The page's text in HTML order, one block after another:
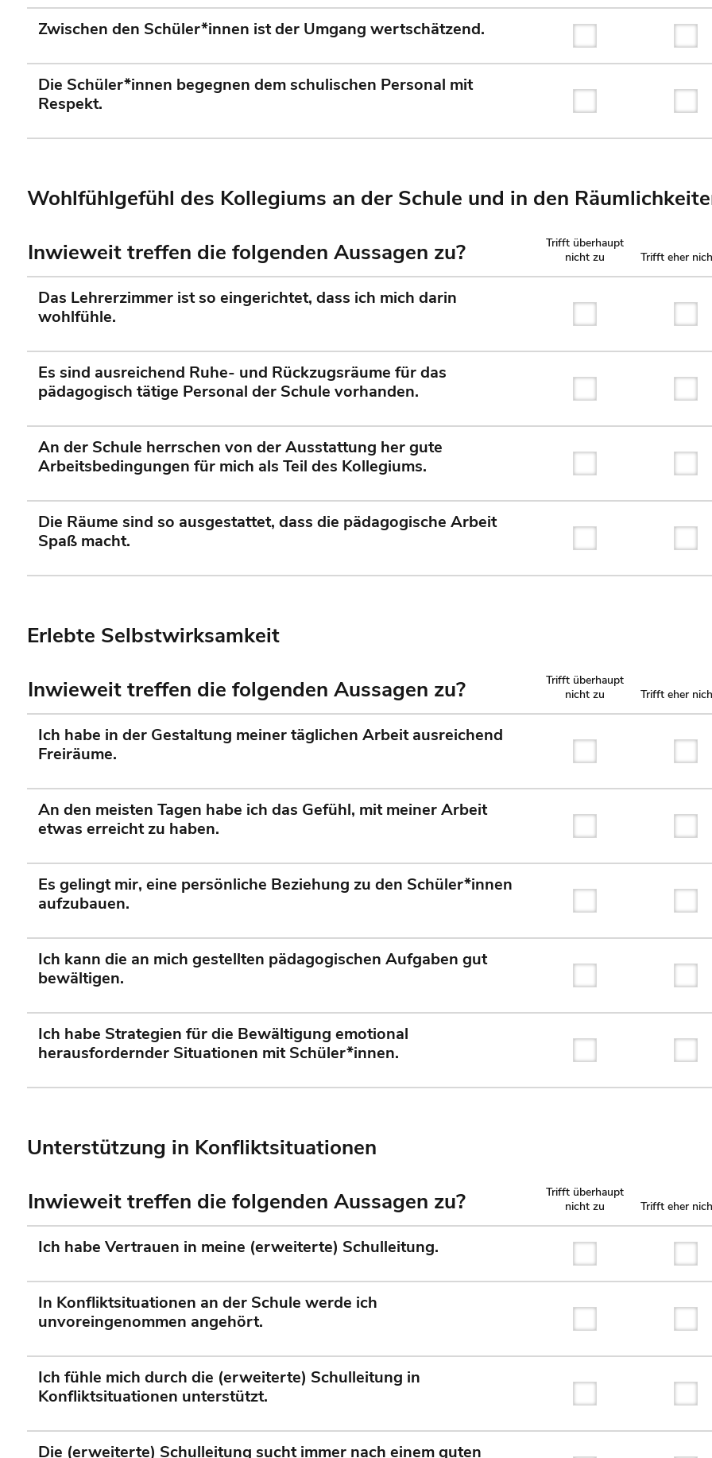
Zwischen den Schüler*innen ist der Umgang wertschätzend.
Trifft überhaupt nicht
Die Schüler*innen begegnen dem schulischen Personal mit
Respekt.
Trifft überhaupt nicht
Wohlfühlgefühl des Kollegiums an der Schule und in den
Inwieweit treffen die folgenden Aussagen zu?
Trifft überhaupt
nicht zu
Trifft eher
Das Lehrerzimmer ist so eingerichtet, dass ich mich darin
wohlfühle.
Trifft überhaupt nicht
Es sind ausreichend Ruhe- und Rückzugsräume für das
pädagogisch tätige Personal der Schule vorhanden.
Trifft überhaupt nicht
An der Schule herrschen von der Ausstattung her gute
Arbeitsbedingungen für mich als Teil des Kollegiums.
Trifft überhaupt nicht
Die Räume sind so ausgestattet, dass die pädagogische Arbeit
Spaß macht.
Trifft überhaupt nicht
Erlebte Selbstwirksamkeit
Inwieweit treffen die folgenden Aussagen zu?
Trifft überhaupt
nicht zu
Trifft eher
Ich habe in der Gestaltung meiner täglichen Arbeit ausreichend
Freiräume.
Trifft überhaupt nicht
An den meisten Tagen habe ich das Gefühl, mit meiner Arbeit
etwas erreicht zu haben.
Trifft überhaupt nicht
Es gelingt mir, eine persönliche Beziehung zu den Schüler*innen
aufzubauen.
Trifft überhaupt nicht
Ich kann die an mich gestellten pädagogischen Aufgaben gut
bewältigen.
Trifft überhaupt nicht
Ich habe Strategien für die Bewältigung emotional
herausfordernder Situationen mit Schüler*innen.
Trifft überhaupt nicht
Unterstützung in Konfliktsituationen
Inwieweit treffen die folgenden Aussagen zu?
Trifft überhaupt
nicht zu
Trifft eher
Ich habe Vertrauen in meine (erweiterte) Schulleitung.
Trifft überhaupt nicht
In Konfliktsituationen an der Schule werde ich
unvoreingenommen angehört.
Trifft überhaupt nicht
Ich fühle mich durch die (erweiterte) Schulleitung in
Konfliktsituationen unterstützt.
Trifft überhaupt nicht
Die (erweiterte) Schulleitung sucht immer nach einem guten